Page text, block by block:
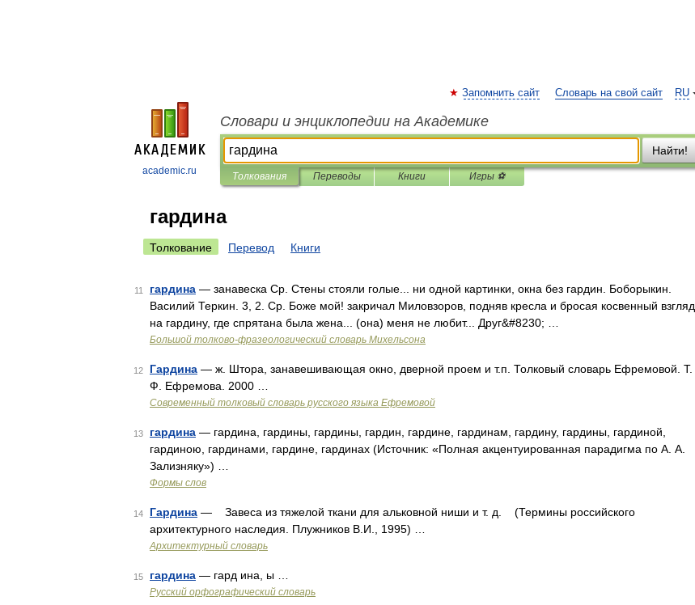
academic.ru
RU
Запомнить сайт Словарь на свой сайт
Словари и энциклопедии на Академике
Найти!
Толкования Переводы Книги Игры ⚽
гардина
Толкование Перевод Книги
11 гардина — занавеска Ср. Стены стояли голые... ни одной картинки, окна без гардин. Боборыкин.
Василий Теркин. 3, 2. Ср. Боже мой! закричал Миловзоров, подняв кресла и бросая косвенный взгляд
на гардину, где спрятана была жена... (она) меня не любит... Друг&#8230; …
Большой толково-фразеологический словарь Михельсона
12 Гардина — ж. Штора, занавешивающая окно, дверной проем и т.п. Толковый словарь Ефремовой. Т.
Ф. Ефремова. 2000 …
Современный толковый словарь русского языка Ефремовой
13 гардина — гардина, гардины, гардины, гардин, гардине, гардинам, гардину, гардины, гардиной,
гардиною, гардинами, гардине, гардинах (Источник: «Полная акцентуированная парадигма по А. А.
Зализняку») …
Формы слов
14 Гардина — Завеса из тяжелой ткани для альковной ниши и т. д. (Термины российского
архитектурного наследия. Плужников В.И., 1995) …
Архитектурный словарь
15 гардина — гард ина, ы …
Русский орфографический словарь